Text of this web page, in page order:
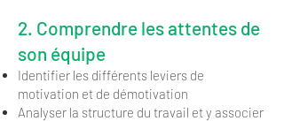
2. Comprendre les attentes de
son équipe
Identifier les différents leviers de
motivation et de démotivation
Analyser la structure du travail et y associer